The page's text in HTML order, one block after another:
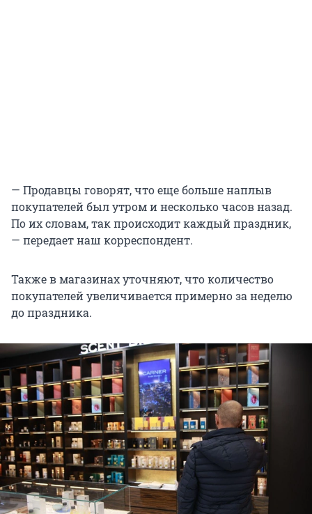
— Продавцы говорят, что еще больше наплыв
покупателей был утром и несколько часов назад.
По их словам, так происходит каждый праздник,
— передает наш корреспондент.
Также в магазинах уточняют, что количество
покупателей увеличивается примерно за неделю
до праздника.